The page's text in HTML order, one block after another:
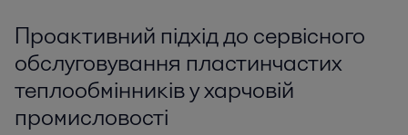
Проактивний підхід до сервісного
обслуговування пластинчастих
теплообмінників у харчовій
промисловості